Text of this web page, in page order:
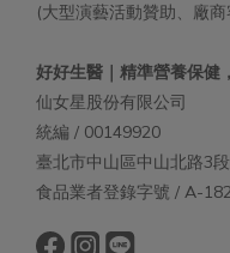
(大型演藝活動贊助、廠
好好生醫｜精準營養保健
仙女星股份有限公司
統編 / 00149920
臺北市中山區中山北路3
食品業者登錄字號 / A-